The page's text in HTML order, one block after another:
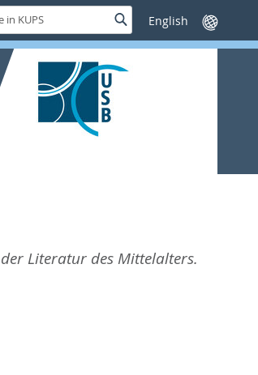
SucheSprache
wechseln
Literatur des Mittelalters.